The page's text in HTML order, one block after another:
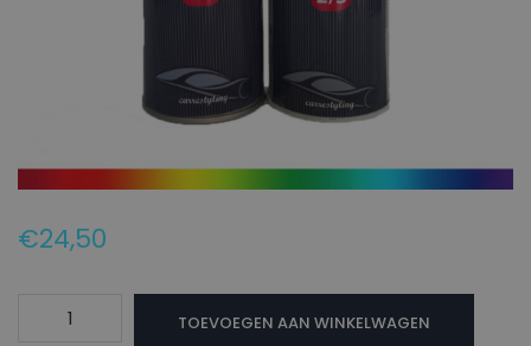
€24,50
JAGUAR
TOEVOEGEN AAN WINKELWAGEN